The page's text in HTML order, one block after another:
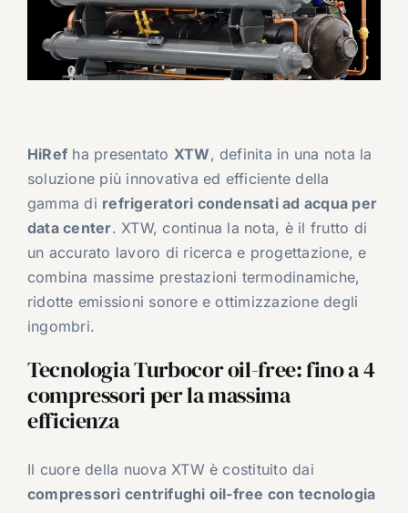
HiRef ha presentato XTW, definita in una nota la
soluzione più innovativa ed efficiente della
gamma di refrigeratori condensati ad acqua per
data center. XTW, continua la nota, è il frutto di
un accurato lavoro di ricerca e progettazione, e
combina massime prestazioni termodinamiche,
ridotte emissioni sonore e ottimizzazione degli
ingombri.
Tecnologia Turbocor oil-free: fino a 4
compressori per la massima
efficienza
Il cuore della nuova XTW è costituito dai
compressori centrifughi oil-free con tecnologia